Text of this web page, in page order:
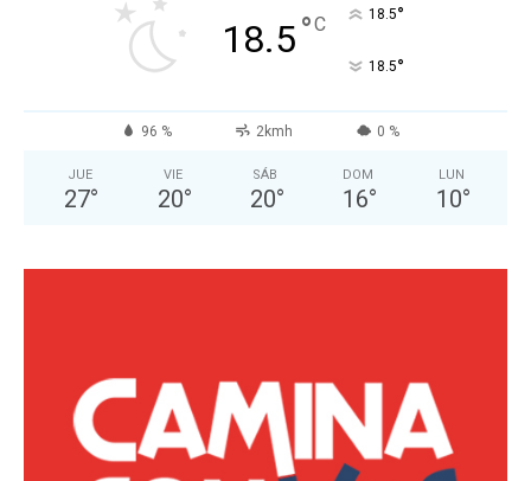
18.5°C 18.5°
18.5°
96 % 2kmh 0 %
JUE
27°
VIE
20°
SÁB
20°
DOM
16°
LUN
10°